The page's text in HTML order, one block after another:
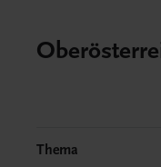
Thema